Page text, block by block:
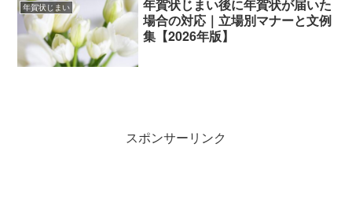
年賀状じまい
年賀状じまい後に年賀状が届いた
場合の対応｜立場別マナーと文例
集【2026年版】
スポンサーリンク